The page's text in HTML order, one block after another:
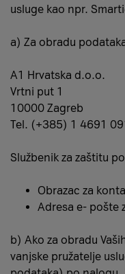
usluge kao npr.
a) Za obradu
A1 Hrvatska d.o.o.
Vrtni put 1
10000 Zagreb
Tel. (+385) 1 4691
Službenik za zaštitu
Obrazac za
Adresa e- pošte
b) Ako za obradu
vanjske pružatelje